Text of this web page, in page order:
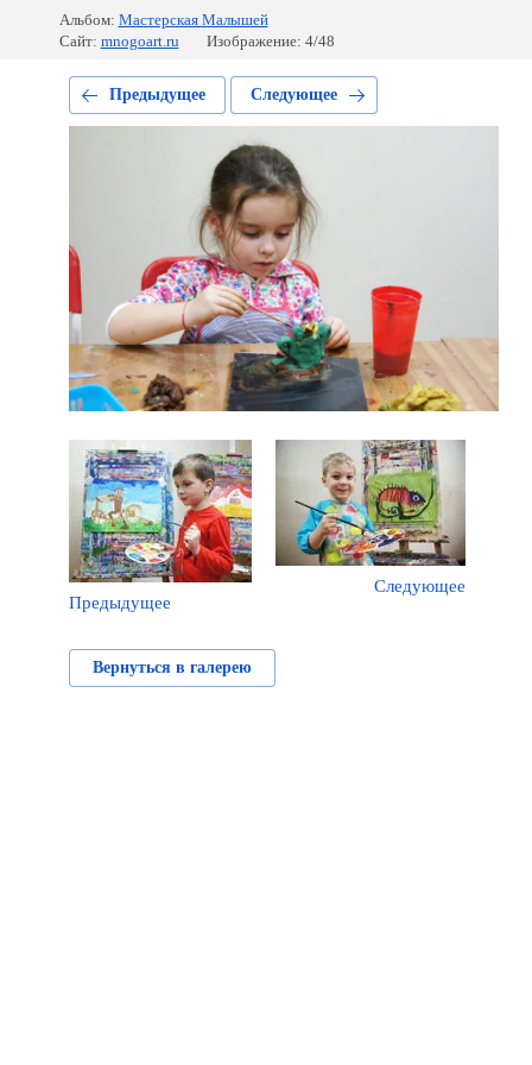
Альбом: Мастерская Малышей
Сайт: mnogoart.ru Изображение: 4/48
Предыдущее Следующее
Предыдущее
Следующее
Вернуться в галерею